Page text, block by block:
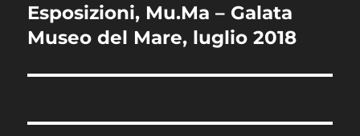
Esposizioni, Mu.Ma – Galata
Museo del Mare, luglio 2018